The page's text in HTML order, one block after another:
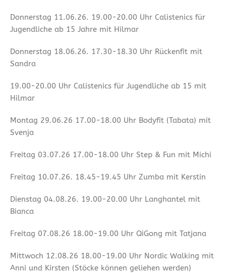
Donnerstag 11.06.26. 19.00-20.00 Uhr Calistenics für
Jugendliche ab 15 Jahre mit Hilmar
Donnerstag 18.06.26. 17.30-18.30 Uhr Rückenfit mit
Sandra
19.00-20.00 Uhr Calistenics für Jugendliche ab 15 mit
Hilmar
Montag 29.06.26 17.00-18.00 Uhr Bodyfit (Tabata) mit
Svenja
Freitag 03.07.26 17.00-18.00 Uhr Step & Fun mit Michi
Freitag 10.07.26. 18.45-19.45 Uhr Zumba mit Kerstin
Dienstag 04.08.26. 19.00-20.00 Uhr Langhantel mit
Bianca
Freitag 07.08.26 18.00-19.00 Uhr QiGong mit Tatjana
Mittwoch 12.08.26 18.00-19.00 Uhr Nordic Walking mit
Anni und Kirsten (Stöcke können geliehen werden)